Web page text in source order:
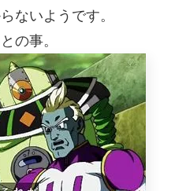
ないようです。
の事。